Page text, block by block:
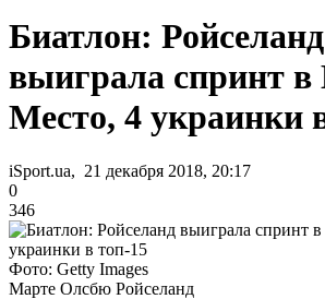
Биатлон: Ройселанд
выиграла спринт в
Место, 4 украинки
iSport.ua, 21 декабря 2018, 20:17
0
346
Фото: Getty Images
Марте Олсбю Ройселанд